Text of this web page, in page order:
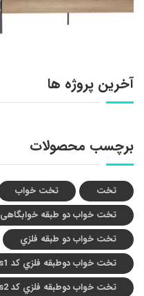
آخرین پروژه ها
برچسب محصولات
تخت تخت خواب
تخت خواب دو طبقه خوابگاهی
تخت خواب دو طبقه فلزي
تخت خواب دوطبقه فلزي کد s1
تخت خواب دوطبقه فلزي کد s2